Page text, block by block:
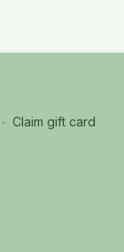
∙ Claim gift card